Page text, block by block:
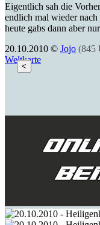
Eigentlich sah die
endlich mal wieder
heute gabs dann aber
20.10.2010 © Jojo (845
Weltkarte
<